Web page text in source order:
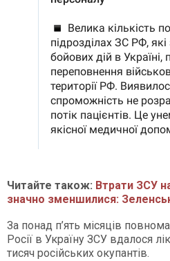
Читайте також: Втрати ЗСУ
значно зменшилися:
За понад п’ять місяців
Росії в Україну ЗСУ вдалося
тисяч російських окупантів.